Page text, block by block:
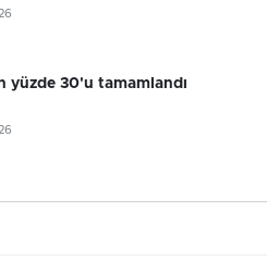
yüzde 30'u tamamlandı